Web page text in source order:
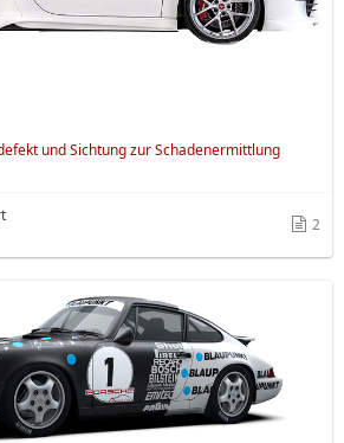
und Sichtung zur Schadenermittlung
2